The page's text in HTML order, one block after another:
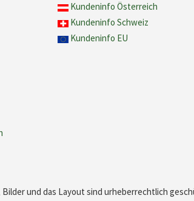
Kundeninfo Österreich
Kundeninfo Schweiz
Kundeninfo EU
Bilder und das Layout sind urheberrechtlich